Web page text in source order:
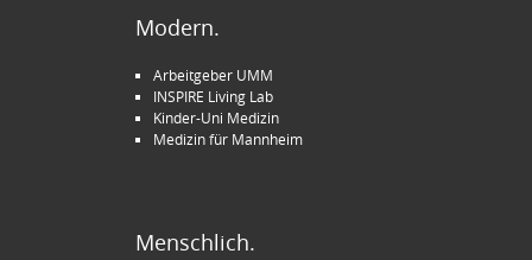
Modern.
Arbeitgeber UMM
INSPIRE Living Lab
Kinder-Uni Medizin
Medizin für Mannheim
Menschlich.